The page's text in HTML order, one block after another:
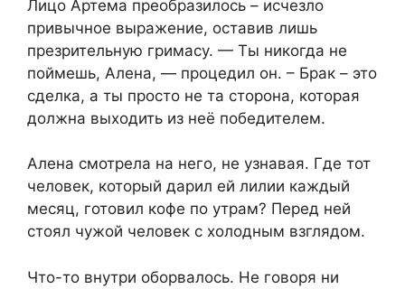
Лицо Артема преобразилось – исчезло
привычное выражение, оставив лишь
презрительную гримасу. — Ты никогда не
поймешь, Алена, — процедил он. – Брак – это
сделка, а ты просто не та сторона, которая
должна выходить из неё победителем.
Алена смотрела на него, не узнавая. Где тот
человек, который дарил ей лилии каждый
месяц, готовил кофе по утрам? Перед ней
стоял чужой человек с холодным взглядом.
Что-то внутри оборвалось. Не говоря ни